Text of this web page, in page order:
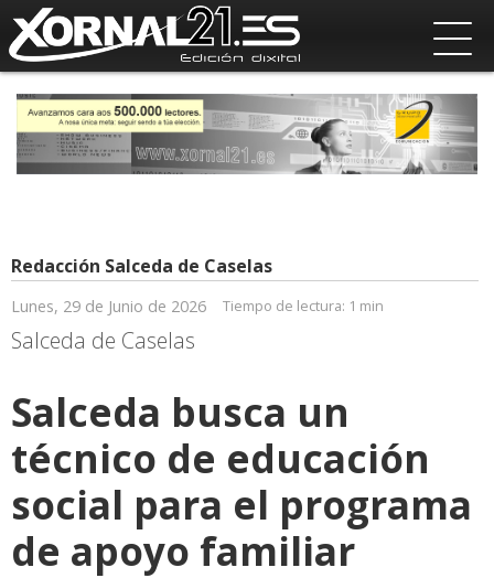
Redacción Salceda de Caselas
Lunes, 29 de Junio de 2026 Tiempo de lectura: 1 min
Salceda de Caselas
Salceda busca un
técnico de educación
social para el programa
de apoyo familiar